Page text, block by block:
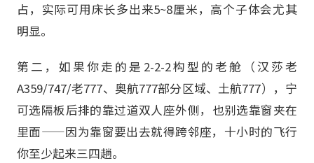
占，实际可用床长多出来5~8厘米，高个子体会尤其
明显。
第二，如果你走的是2-2-2构型的老舱（汉莎老
A359/747/老777、奥航777部分区域、土航777），宁
可选隔板后排的靠过道双人座外侧，也别选靠窗夹在
里面——因为靠窗要出去就得跨邻座，十小时的飞行
你至少起来三四趟。